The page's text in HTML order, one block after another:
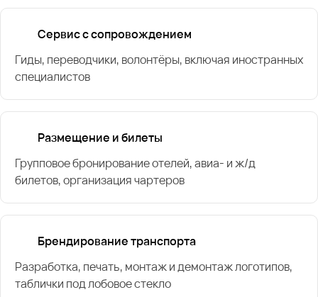
Сервис с сопровождением
Гиды, переводчики, волонтёры, включая иностранных
специалистов
Размещение и билеты
Групповое бронирование отелей, авиа- и ж/д
билетов, организация чартеров
Брендирование транспорта
Разработка, печать, монтаж и демонтаж логотипов,
таблички под лобовое стекло